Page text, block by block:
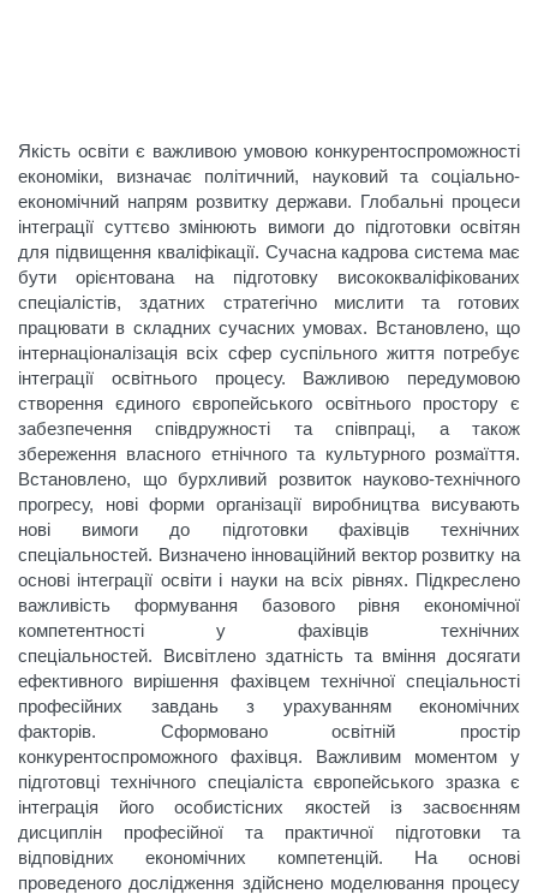
Якість освіти є важливою умовою конкурентоспроможності
економіки, визначає політичний, науковий та соціально-
економічний напрям розвитку держави. Глобальні процеси
інтеграції суттєво змінюють вимоги до підготовки освітян
для підвищення кваліфікації. Сучасна кадрова система має
бути орієнтована на підготовку висококваліфікованих
спеціалістів, здатних стратегічно мислити та готових
працювати в складних сучасних умовах. Встановлено, що
інтернаціоналізація всіх сфер суспільного життя потребує
інтеграції освітнього процесу. Важливою передумовою
створення єдиного європейського освітнього простору є
забезпечення співдружності та співпраці, а також
збереження власного етнічного та культурного розмаїття.
Встановлено, що бурхливий розвиток науково-технічного
прогресу, нові форми організації виробництва висувають
нові вимоги до підготовки фахівців технічних
спеціальностей. Визначено інноваційний вектор розвитку на
основі інтеграції освіти і науки на всіх рівнях. Підкреслено
важливість формування базового рівня економічної
компетентності у фахівців технічних
спеціальностей. Висвітлено здатність та вміння досягати
ефективного вирішення фахівцем технічної спеціальності
професійних завдань з урахуванням економічних
факторів. Сформовано освітній простір
конкурентоспроможного фахівця. Важливим моментом у
підготовці технічного спеціаліста європейського зразка є
інтеграція його особистісних якостей із засвоєнням
дисциплін професійної та практичної підготовки та
відповідних економічних компетенцій. На основі
проведеного дослідження здійснено моделювання процесу